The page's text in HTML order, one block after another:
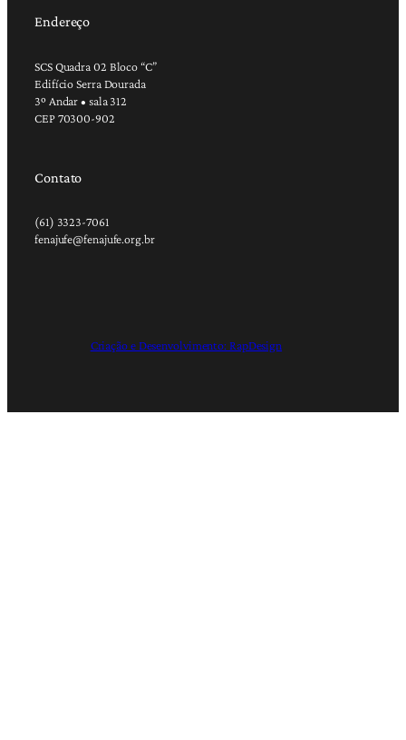
Endereço
SCS Quadra 02 Bloco “C”
Edifício Serra Dourada
3º Andar • sala 312
CEP 70300-902
Contato
(61) 3323-7061
fenajufe@fenajufe.org.br
Criação e Desenvolvimento: RapDesign